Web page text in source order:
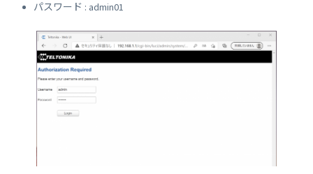
パスワード : admin01